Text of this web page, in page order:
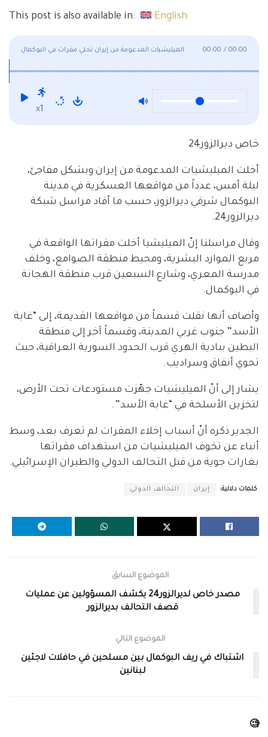
This post is also available in: English
الميليشيات المدعومة من إيران تخلي مقرات في البوكمال 00:00 / 00:00
x1
خاص ديرالزور24
أخلت الميليشيات المدعومة من إيران وبشكل مفاجئ،
ليلة أمس، عدداً من مواقعها العسكرية في مدينة
البوكمال شرقي ديرالزور، حسب ما أفاد مراسل شبكة
ديرالزور24.
وقال مراسلنا إنّ الميليشيا أخلت مقراتها الواقعة في
مربع الموارد البشرية، ومحيط منطقة الصوامع، وخلف
مدرسة المعري، وشارع السبعين قرب منطقة الهجانة
في البوكمال.
وأضاف أنها نقلت قسماً من مواقعها القديمة، إلى “غابة
الأسد” جنوب غربي المدينة، وقسماً آخر إلى منطقة
البطين ببادية الهري قرب الحدود السورية العراقية، حيث
تحوي أنفاق وسراديب.
يشار إلى أنّ الميليشيات جهّزت مستودعات تحت الأرض،
لتخزين الأسلحة في “غابة الأسد”.
الجدير ذكره أنّ أسباب إخلاء المقرات لم تعرف بعد، وسط
أنباء عن تخوف الميليشيات من استهداف مقراتها
بغارات جوية من قبل التحالف الدولي والطيران الإسرائيلي.
كلمات دلالية: إيران التحالف الدولي
الموضوع السابق
مصدر خاص لديرالزور24 يكشف المسؤولين عن عمليات
قصف التحالف بديرالزور
الموضوع التالي
اشتباك في ريف البوكمال بين مسلحين في حافلات لاجئين
لبنانين
🧐